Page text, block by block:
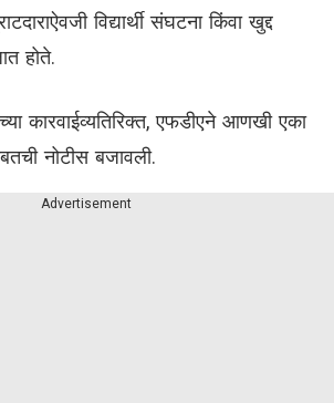
विद्यार्थी संघटना किंवा खुद्द
होते.
कारवाईव्यतिरिक्त, एफडीएने आणखी एका
नोटीस बजावली.
Advertisement